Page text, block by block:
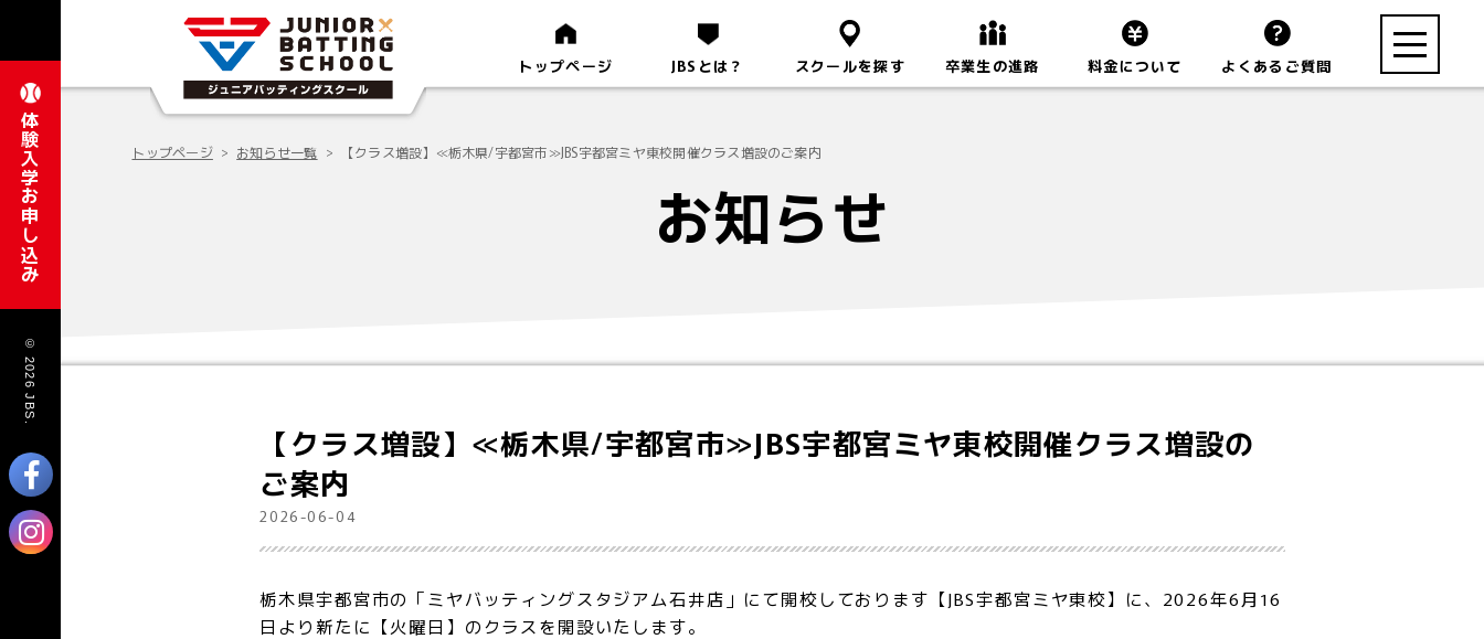
体験入学お申し込み
© 2026 JBS.
トップページ JBSとは？ スクールを探す 卒業生の進路 料金について よくあるご質問
toggle
トップページ お知らせ一覧 【クラス増設】≪栃木県/宇都宮市≫JBS宇都宮ミヤ東校開催クラス増設のご案内
お知らせ
【クラス増設】≪栃木県/宇都宮市≫JBS宇都宮ミヤ東校開催クラス増設の
ご案内
2026-06-04
栃木県宇都宮市の「ミヤバッティングスタジアム石井店」にて開校しております【JBS宇都宮ミヤ東校】に、2026年6月16
日より新たに【火曜日】のクラスを開設いたします。